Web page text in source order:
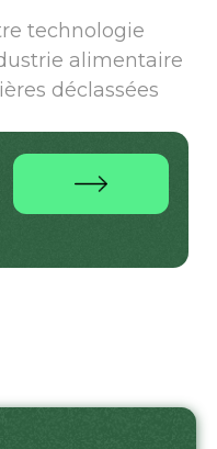
technologie
alimentaire
déclassées